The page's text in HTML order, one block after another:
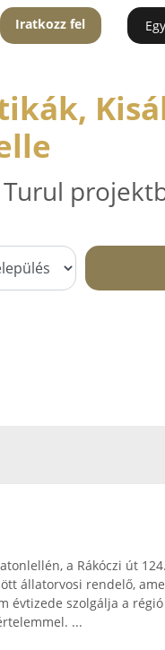
Iratkozz fel
a Rákóczi út
állatorvosi rendelő,
évtizede szolgálja a
...